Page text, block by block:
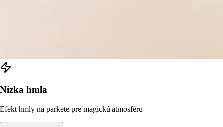
Nízka hmla
Efekt hmly na parkete pre magickú atmosféru